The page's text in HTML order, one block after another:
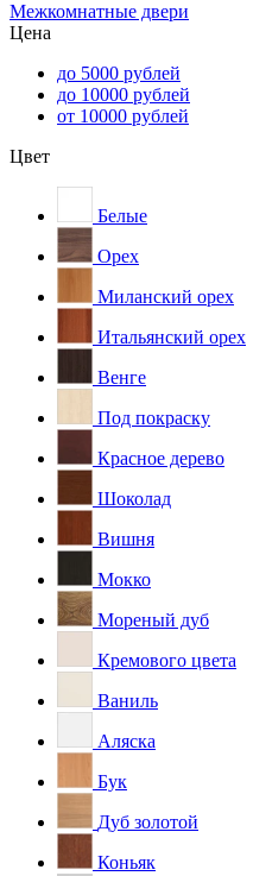
Межкомнатные двери
Цена
до 5000 рублей
до 10000 рублей
от 10000 рублей
Цвет
Белые
Орех
Миланский орех
Итальянский орех
Венге
Под покраску
Красное дерево
Шоколад
Вишня
Мокко
Мореный дуб
Кремового цвета
Ваниль
Аляска
Бук
Дуб золотой
Коньяк